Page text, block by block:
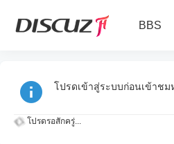
BBS
โปรดเข้าสู่ระบบก่อนเข้าช
โปรดรอสักครู่...